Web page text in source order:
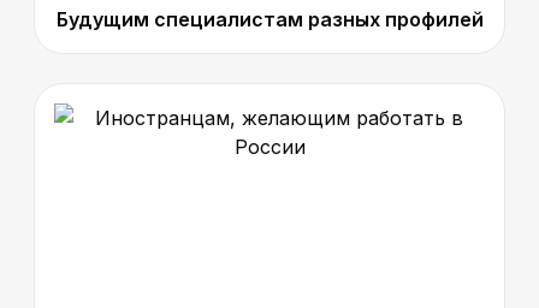
Будущим специалистам разных профилей